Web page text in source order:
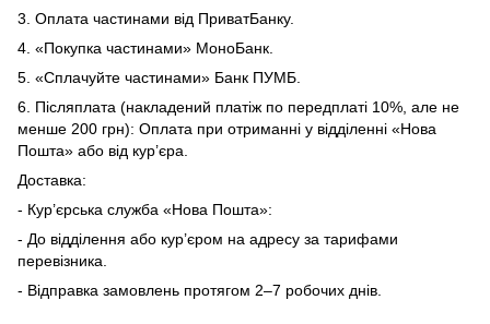
3. Оплата частинами від ПриватБанку.
4. «Покупка частинами» МоноБанк.
5. «Сплачуйте частинами» Банк ПУМБ.
6. Післяплата (накладений платіж по передплаті 10%, але не
менше 200 грн): Оплата при отриманні у відділенні «Нова
Пошта» або від кур’єра.
Доставка:
- Кур’єрська служба «Нова Пошта»:
- До відділення або кур’єром на адресу за тарифами
перевізника.
- Відправка замовлень протягом 2–7 робочих днів.